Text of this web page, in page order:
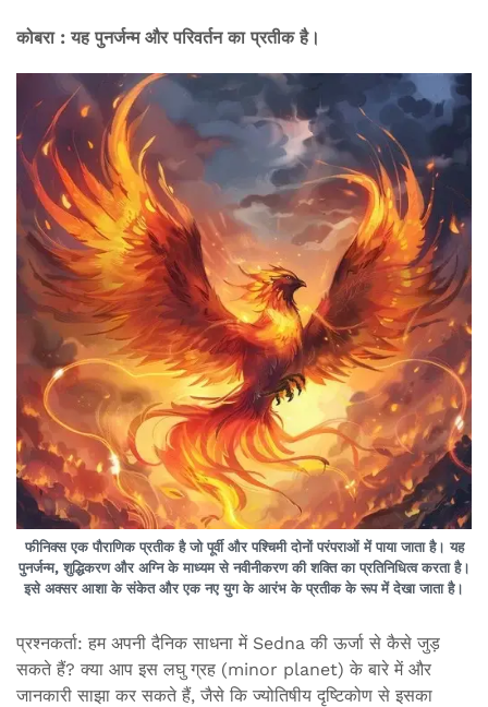
कोबरा : यह पुनर्जन्म और परिवर्तन का प्रतीक है।
फीनिक्स एक पौराणिक प्रतीक है जो पूर्वी और पश्चिमी दोनों परंपराओं में पाया जाता है। यह
पुनर्जन्म, शुद्धिकरण और अग्नि के माध्यम से नवीनीकरण की शक्ति का प्रतिनिधित्व करता है।
इसे अक्सर आशा के संकेत और एक नए युग के आरंभ के प्रतीक के रूप में देखा जाता है।
प्रश्नकर्ता: हम अपनी दैनिक साधना में Sedna की ऊर्जा से कैसे जुड़
सकते हैं? क्या आप इस लघु ग्रह (minor planet) के बारे में और
जानकारी साझा कर सकते हैं, जैसे कि ज्योतिषीय दृष्टिकोण से इसका